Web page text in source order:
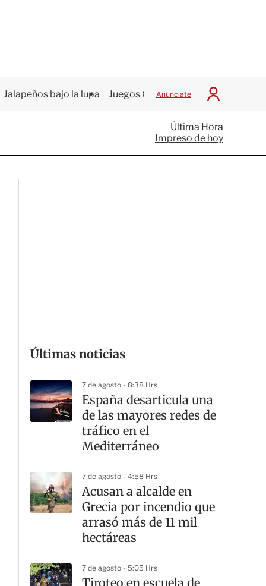
Jalapeños bajo la lupa Juegos Centroamericanos
Anúnciate
I
c
i
a
Última Hora
Impreso de hoy
Últimas noticias
7 de agosto - 8:38 Hrs
España desarticula una
de las mayores redes de
tráfico en el
Mediterráneo
7 de agosto - 4:58 Hrs
Acusan a alcalde en
Grecia por incendio que
arrasó más de 11 mil
hectáreas
7 de agosto - 5:05 Hrs
Tiroteo en escuela de